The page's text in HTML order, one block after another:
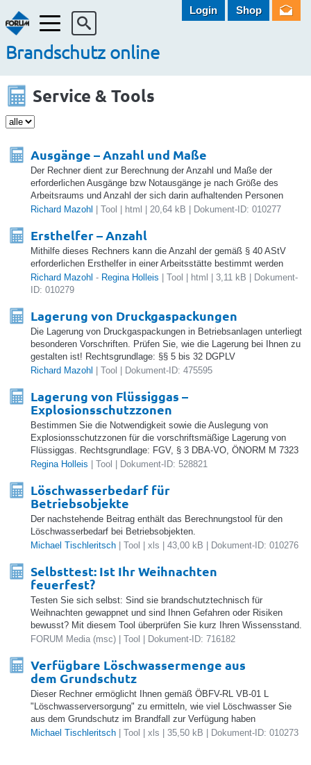
Menü
Brandschutz online
Login Shop
Service & Tools
Ausgänge – Anzahl und Maße
Der Rechner dient zur Berechnung der Anzahl und Maße der
erforderlichen Ausgänge bzw Notausgänge je nach Größe des
Arbeitsraums und Anzahl der sich darin aufhaltenden Personen
Richard Mazohl
| Tool | html | 20,64 kB | Dokument-ID: 010277
Ersthelfer – Anzahl
Mithilfe dieses Rechners kann die Anzahl der gemäß § 40 AStV
erforderlichen Ersthelfer in einer Arbeitsstätte bestimmt werden
Richard Mazohl - Regina Holleis | Tool | html | 3,11 kB | Dokument-
ID: 010279
Lagerung von Druckgaspackungen
Die Lagerung von Druckgaspackungen in Betriebsanlagen unterliegt
besonderen Vorschriften. Prüfen Sie, wie die Lagerung bei Ihnen zu
gestalten ist! Rechtsgrundlage: §§ 5 bis 32 DGPLV
Richard Mazohl
| Tool | Dokument-ID: 475595
Lagerung von Flüssiggas –
Explosionsschutzzonen
Bestimmen Sie die Notwendigkeit sowie die Auslegung von
Explosionsschutzzonen für die vorschriftsmäßige Lagerung von
Flüssiggas. Rechtsgrundlage: FGV, § 3 DBA-VO, ÖNORM M 7323
Regina Holleis | Tool | Dokument-ID: 528821
Löschwasserbedarf für
Betriebsobjekte
Der nachstehende Beitrag enthält das Berechnungstool für den
Löschwasserbedarf bei Betriebsobjekten.
Michael Tischleritsch | Tool | xls | 43,00 kB | Dokument-ID: 010276
Selbsttest: Ist Ihr Weihnachten
feuerfest?
Testen Sie sich selbst: Sind sie brandschutztechnisch für
Weihnachten gewappnet und sind Ihnen Gefahren oder Risiken
bewusst? Mit diesem Tool überprüfen Sie kurz Ihren Wissensstand.
FORUM Media (msc) | Tool | Dokument-ID: 716182
Verfügbare Löschwassermenge aus
dem Grundschutz
Dieser Rechner ermöglicht Ihnen gemäß ÖBFV-RL VB-01 L
"Löschwasserversorgung" zu ermitteln, wie viel Löschwasser Sie
aus dem Grundschutz im Brandfall zur Verfügung haben
Michael Tischleritsch | Tool | xls | 35,50 kB | Dokument-ID: 010273